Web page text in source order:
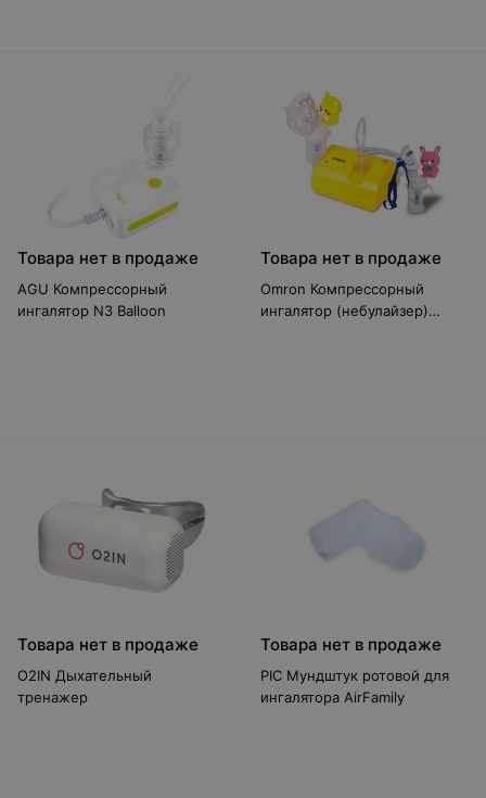
Товара нет в продаже
AGU Компрессорный
ингалятор N3 Balloon
Товара нет в продаже
Omron Компрессорный
ингалятор (небулайзер)
Товара нет в продаже
O2IN Дыхательный
тренажер
Товара нет в продаже
PIC Мундштук ротовой для
ингалятора AirFamily